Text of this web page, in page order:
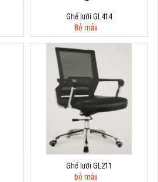
Ghế lưới GL414
Bỏ mẫu
Ghế lưới GL211
bỏ mẫu